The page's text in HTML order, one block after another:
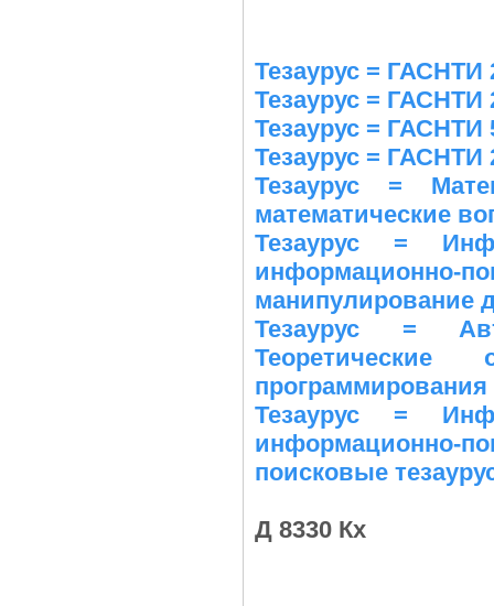
Тезаурус = ГАСНТИ
Тезаурус = ГАСНТИ
Тезаурус = ГАСНТИ
Тезаурус = ГАСНТИ
Тезаурус =
математические
Тезаурус =
манипулирование
Тезаурус =
Тезаурус =
информационно-
поисковые
Д 8330 Кх